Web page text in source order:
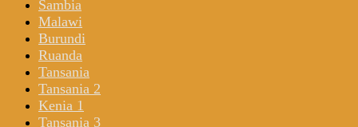
Sambia
Malawi
Burundi
Ruanda
Tansania
Tansania 2
Kenia 1
Tansania 3